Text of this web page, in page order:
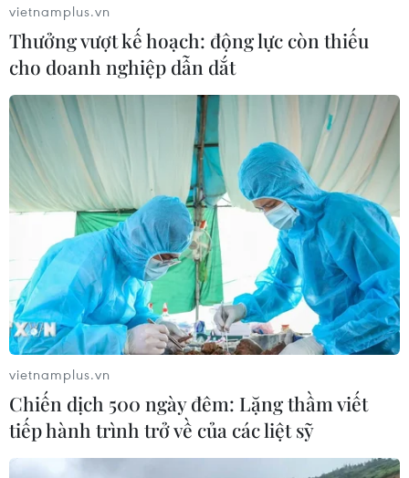
vietnamplus.vn
Thưởng vượt kế hoạch: động lực còn thiếu
cho doanh nghiệp dẫn dắt
vietnamplus.vn
Chiến dịch 500 ngày đêm: Lặng thầm viết
tiếp hành trình trở về của các liệt sỹ